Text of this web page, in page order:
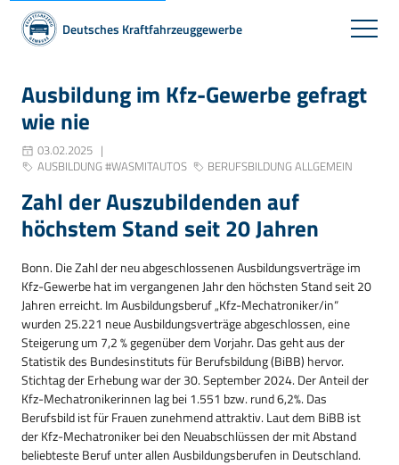
Deutsches Kraftfahrzeuggewerbe
Ausbildung im Kfz-Gewerbe gefragt
wie nie
03.02.2025
AUSBILDUNG #WASMITAUTOS
BERUFSBILDUNG ALLGEMEIN
Zahl der Auszubildenden auf
höchstem Stand seit 20 Jahren
Bonn. Die Zahl der neu abgeschlossenen Ausbildungsverträge im
Kfz-Gewerbe hat im vergangenen Jahr den höchsten Stand seit 20
Jahren erreicht. Im Ausbildungsberuf „Kfz-Mechatroniker/in“
wurden 25.221 neue Ausbildungsverträge abgeschlossen, eine
Steigerung um 7,2 % gegenüber dem Vorjahr. Das geht aus der
Statistik des Bundesinstituts für Berufsbildung (BiBB) hervor.
Stichtag der Erhebung war der 30. September 2024. Der Anteil der
Kfz-Mechatronikerinnen lag bei 1.551 bzw. rund 6,2%. Das
Berufsbild ist für Frauen zunehmend attraktiv. Laut dem BiBB ist
der Kfz-Mechatroniker bei den Neuabschlüssen der mit Abstand
beliebteste Beruf unter allen Ausbildungsberufen in Deutschland.